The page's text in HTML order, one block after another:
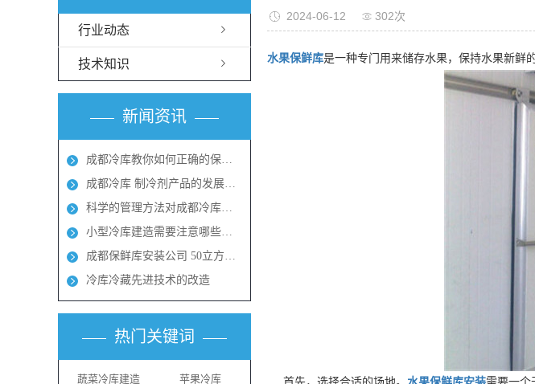
行业动态
技术知识
新闻资讯
成都冷库教你如何正确的保养冷库
成都冷库 制冷剂产品的发展方向
科学的管理方法对成都冷库能起到节能效果
小型冷库建造需要注意哪些地方呢？成都冻库多少钱？
成都保鲜库安装公司 50立方保鲜冻库多少钱
冷库冷藏先进技术的改造
热门关键词
蔬菜冷库建造 苹果冷库
2024-06-12 302次
水果保鲜库是一种专门用来储存水果，保持水果新鲜